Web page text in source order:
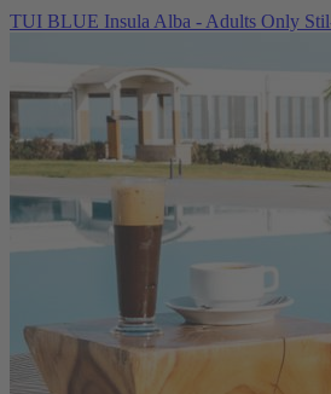
TUI BLUE Insula Alba - Adults Only